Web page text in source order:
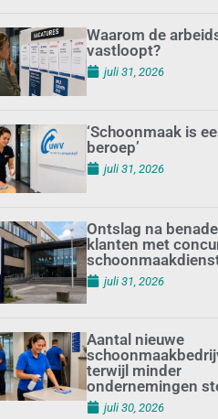
Waarom de
vastloopt?
juli 31, 2026
‘Schoonmaak is
beroep’
juli 31, 2026
Ontslag na
klanten met
juli 31, 2026
Aantal nieuwe
terwijl minder
ondernemingen
juli 30, 2026